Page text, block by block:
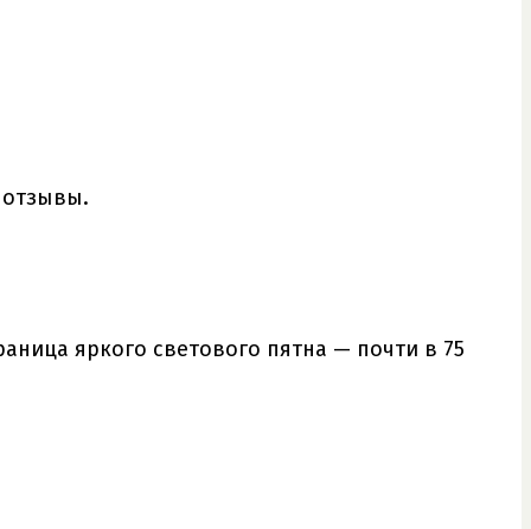
отзывы.
яркого светового пятна — почти в 75